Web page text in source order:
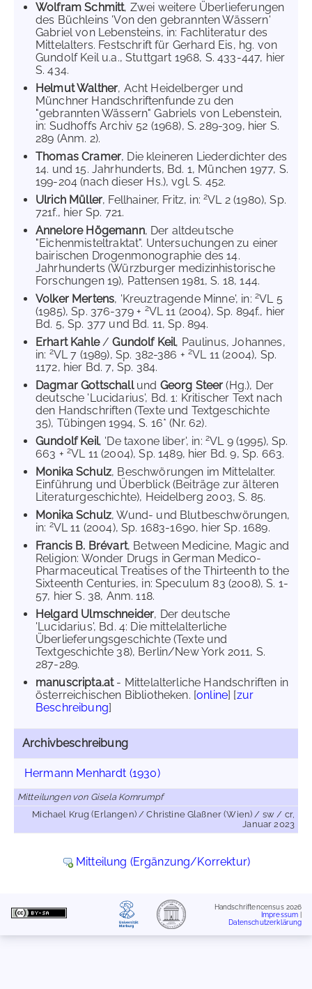
Wolfram Schmitt, Zwei weitere Überlieferungen
des Büchleins 'Von den gebrannten Wässern'
Gabriel von Lebensteins, in: Fachliteratur des
Mittelalters. Festschrift für Gerhard Eis, hg. von
Gundolf Keil u.a., Stuttgart 1968, S. 433-447, hier
S. 434.
Helmut Walther, Acht Heidelberger und
Münchner Handschriftenfunde zu den
"gebrannten Wässern" Gabriels von Lebenstein,
in: Sudhoffs Archiv 52 (1968), S. 289-309, hier S.
289 (Anm. 2).
Thomas Cramer, Die kleineren Liederdichter des
14. und 15. Jahrhunderts, Bd. 1, München 1977, S.
199-204 (nach dieser Hs.), vgl. S. 452.
Ulrich Müller, Fellhainer, Fritz, in:2VL 2 (1980), Sp.
721f., hier Sp. 721.
Annelore Högemann, Der altdeutsche
"Eichenmisteltraktat". Untersuchungen zu einer
bairischen Drogenmonographie des 14.
Jahrhunderts (Würzburger medizinhistorische
Forschungen 19), Pattensen 1981, S. 18, 144.
Volker Mertens, 'Kreuztragende Minne', in: 2VL 5
(1985), Sp. 376-379 + 2VL 11 (2004), Sp. 894f., hier
Bd. 5, Sp. 377 und Bd. 11, Sp. 894.
Erhart Kahle/Gundolf Keil, Paulinus, Johannes,
in: 2VL 7 (1989), Sp. 382-386 +2VL 11 (2004), Sp.
1172, hier Bd. 7, Sp. 384.
Dagmar Gottschallund Georg Steer(Hg.), Der
deutsche 'Lucidarius', Bd. 1: Kritischer Text nach
den Handschriften (Texte und Textgeschichte
35), Tübingen 1994, S. 16* (Nr. 62).
Gundolf Keil, 'De taxone liber', in: 2VL 9 (1995), Sp.
663 + 2VL 11 (2004), Sp. 1489, hier Bd. 9, Sp. 663.
Monika Schulz, Beschwörungen im Mittelalter.
Einführung und Überblick (Beiträge zur älteren
Literaturgeschichte), Heidelberg 2003, S. 85.
Monika Schulz, Wund- und Blutbeschwörungen,
in: 2VL 11 (2004), Sp. 1683-1690, hier Sp. 1689.
Francis B. Brévart, Between Medicine, Magic and
Religion: Wonder Drugs in German Medico-
Pharmaceutical Treatises of the Thirteenth to the
Sixteenth Centuries, in: Speculum 83 (2008), S. 1-
57, hier S. 38, Anm. 118.
Helgard Ulmschneider, Der deutsche
'Lucidarius', Bd. 4: Die mittelalterliche
Überlieferungsgeschichte (Texte und
Textgeschichte 38), Berlin/New York 2011, S.
287-289.
manuscripta.at- Mittelalterliche Handschriften in
österreichischen Bibliotheken. [online] [zur
Beschreibung]
Archivbeschreibung
Hermann Menhardt (1930)
Mitteilungen von Gisela Kornrumpf
Michael Krug (Erlangen) / Christine Glaßner (Wien) / sw / cr,
Januar 2023
Mitteilung (Ergänzung/Korrektur)
Handschriftencensus 2026
Impressum
Datenschutzerklärung